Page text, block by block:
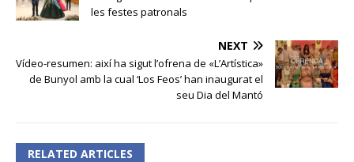
les festes patronals
NEXT
Vídeo-resumen: així ha sigut l’ofrena de «L’Artística»
de Bunyol amb la cual ‘Los Feos’ han inaugurat el
seu Dia del Mantó
RELATED ARTICLES